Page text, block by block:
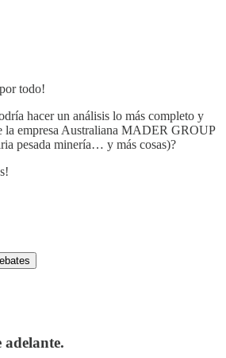
todo!
hacer un análisis lo más completo y
la empresa Australiana MADER GROUP
pesada minería… y más cosas)?
adelante.